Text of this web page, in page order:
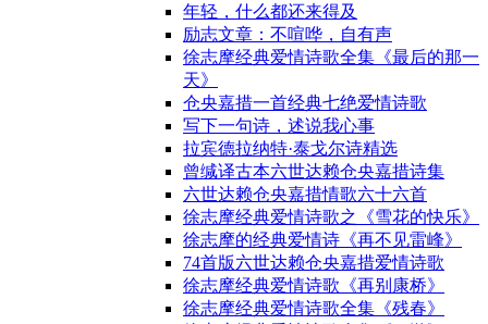
年轻，什么都还来得及
励志文章：不喧哗，自有声
徐志摩经典爱情诗歌全集《最后的那一
天》
仓央嘉措一首经典七绝爱情诗歌
写下一句诗，述说我心事
拉宾德拉纳特·泰戈尔诗精选
曾缄译古本六世达赖仓央嘉措诗集
六世达赖仓央嘉措情歌六十六首
徐志摩经典爱情诗歌之《雪花的快乐》
徐志摩的经典爱情诗《再不见雷峰》
74首版六世达赖仓央嘉措爱情诗歌
徐志摩经典爱情诗歌《再别康桥》
徐志摩经典爱情诗歌全集《残春》